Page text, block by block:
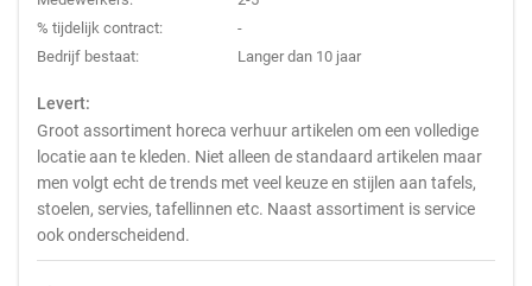
% tijdelijk contract:
-
Bedrijf bestaat:
Langer dan 10 jaar
Levert:
Groot assortiment horeca verhuur artikelen om een volledige
locatie aan te kleden. Niet alleen de standaard artikelen maar
men volgt echt de trends met veel keuze en stijlen aan tafels,
stoelen, servies, tafellinnen etc. Naast assortiment is service
ook onderscheidend.